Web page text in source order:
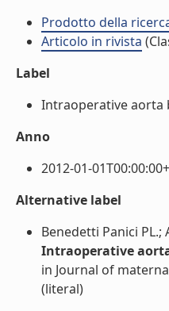
Prodotto della
Articolo in rivista
Label
Intraoperative aorta
Anno
2012-01-
Alternative label
Benedetti Panici PL.;
Intraoperative
in Journal of
(literal)